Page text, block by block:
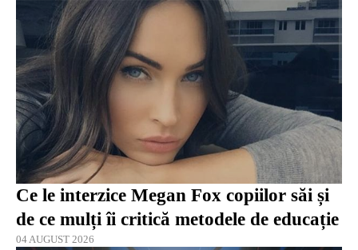
Ce le interzice Megan Fox copiilor săi și
de ce mulți îi critică metodele de educație
04 AUGUST 2026